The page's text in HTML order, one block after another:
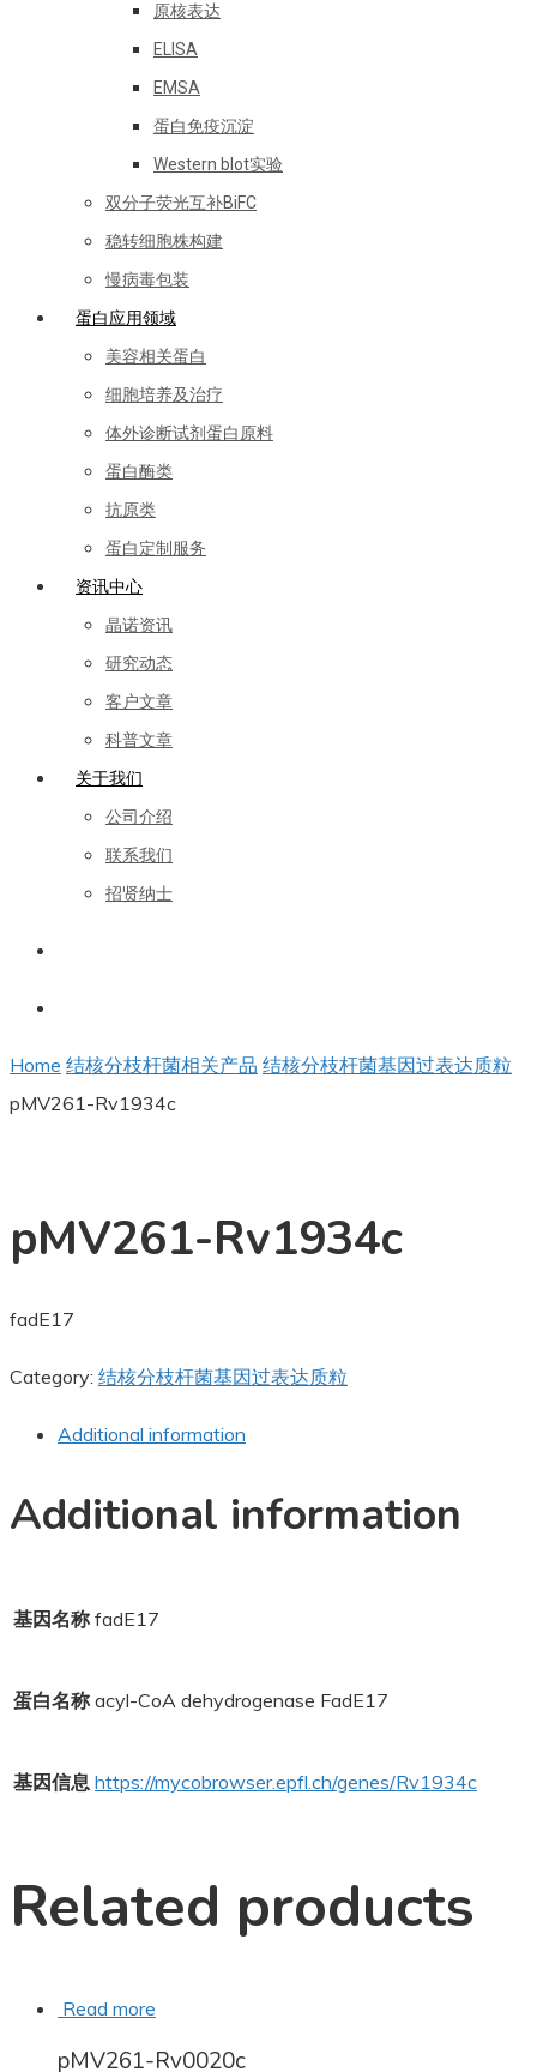
原核表达
ELISA
EMSA
蛋白免疫沉淀
Western blot实验
双分子荧光互补BiFC
稳转细胞株构建
慢病毒包装
蛋白应用领域
美容相关蛋白
细胞培养及治疗
体外诊断试剂蛋白原料
蛋白酶类
抗原类
蛋白定制服务
资讯中心
晶诺资讯
研究动态
客户文章
科普文章
关于我们
公司介绍
联系我们
招贤纳士
Home 结核分枝杆菌相关产品 结核分枝杆菌基因过表达质粒
pMV261-Rv1934c
pMV261-Rv1934c
fadE17
Category: 结核分枝杆菌基因过表达质粒
Additional information
Additional information
基因名称 fadE17
蛋白名称 acyl-CoA dehydrogenase FadE17
基因信息 https://mycobrowser.epfl.ch/genes/Rv1934c
Related products
Read more
pMV261-Rv0020c